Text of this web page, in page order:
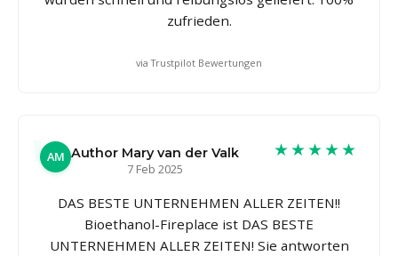
zufrieden.
via Trustpilot Bewertungen
AM Author Mary van der Valk
7 Feb 2025
★★★★★
DAS BESTE UNTERNEHMEN ALLER ZEITEN!!
Bioethanol-Fireplace ist DAS BESTE
UNTERNEHMEN ALLER ZEITEN! Sie antworten